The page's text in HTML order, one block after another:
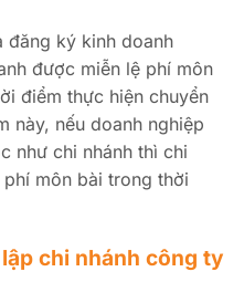
đăng ký kinh doanh
được miễn lệ phí môn
điểm thực hiện chuyển
này, nếu doanh nghiệp
như chi nhánh thì chi
môn bài trong thời
chi nhánh công ty